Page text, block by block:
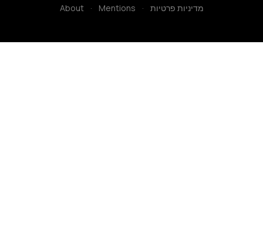
About
· Mentions · מדיניות פרטיות